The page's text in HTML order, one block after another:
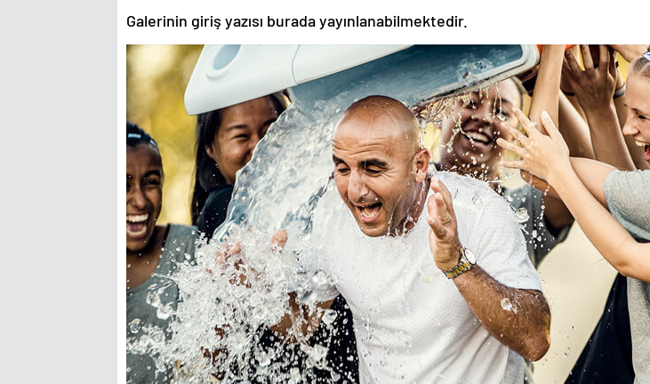
Galerinin giriş yazısı burada yayınlanabilmektedir.